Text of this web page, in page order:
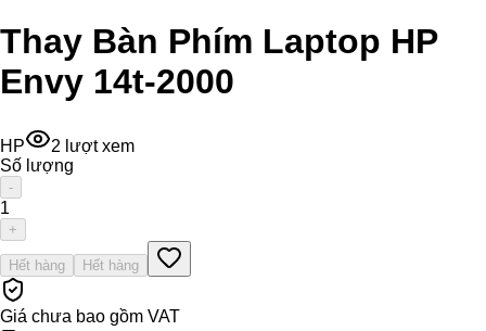
Thay Bàn Phím Laptop HP
Envy 14t-2000
HP 2 lượt xem
Số lượng
-
1
+
Hết hàng Hết hàng
Giá chưa bao gồm VAT